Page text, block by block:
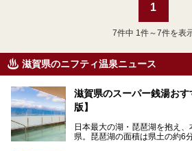
1
7件中 1件～7件を表
滋賀県のニフティ温泉ニュース
滋賀県のスーパー銭湯お
版】
日本最大の湖・琵琶湖を抱え
県。琵琶湖の面積は県土の約6